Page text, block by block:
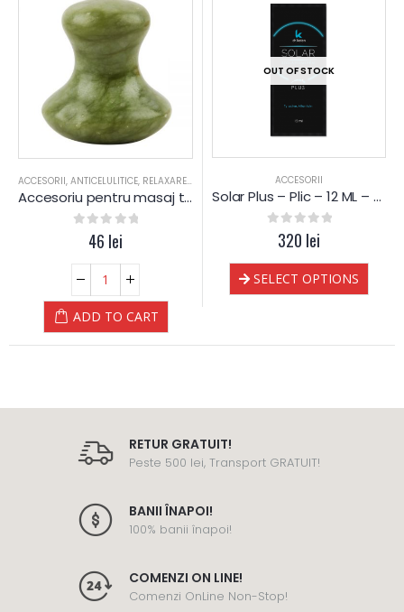
ULEI DE PLANTE
,SPORTIVI,TRATAMENT FACIAL
OUT OF STOCK
ACCESORII
Solar Plus – Plic – 12 ML – DrKelen
out of 5
320lei
SELECT OPTIONS
OUT OF STOCK
ACCESORII
Sticlute transparente cu Spray
out of 5
READ MORE
RETUR GRATUIT!